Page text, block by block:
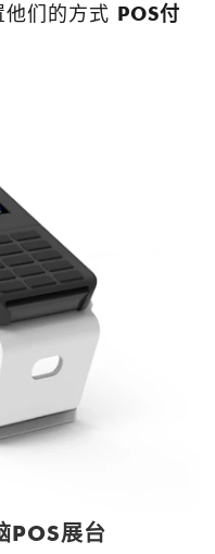
他们的方式 POS付
POS展台